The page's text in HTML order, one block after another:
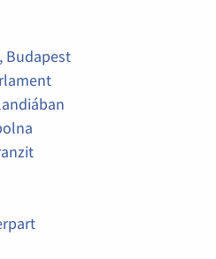
Budapest